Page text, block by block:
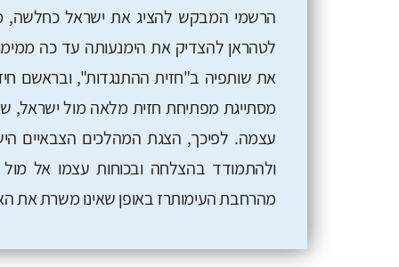
הרשמי המבקש להציג את ישראל כחלשה,
לטהראן להצדיק את הימנעותה עד כה
את שותפיה ב"חזית ההתנגדות", ובראשם
מסתייגת מפתיחת חזית מלאה מול ישראל,
עצמה. לפיכך, הצגת המהלכים הצבאיים
ולהתמודד בהצלחה ובכוחות עצמו אל
מהרחבת העימותרז באופן שאינו משרת את